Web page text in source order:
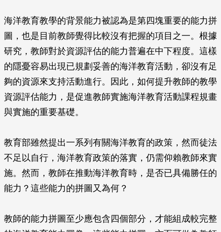
海洋教育教學的背景能力被認為是第四塊重要的能力拼
圖，也是目前教師覺得比較沒有把握的項目之一。根據
研究，教師對於資源評估的能力普遍在中下程度。這樣
的隱憂容易出現已規劃妥善的海洋教育活動，卻沒有足
夠的資源來支持活動進行。因此，如何提升教師的教學
資源評估能力，是促進教師實施海洋教育活動課程規畫
與實施的重要基礎。
教育部雖然提出一系列有關海洋教育的政策，然而徒法
不足以自行，海洋教育政策的落實，仍需仰賴教師來實
施。然而，教師在推動海洋教育時，是否已具備勝任的
能力？這些能力的拼圖又為何？
教師的能力拼圖至少應包含四個部分，才能組成較完整